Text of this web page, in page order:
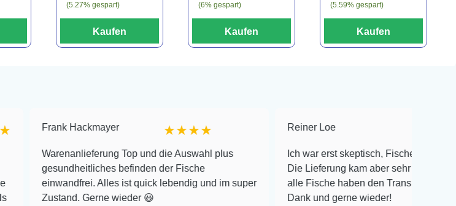
(5.27% gespart)
Kaufen
(6% gespart)
Kaufen
(5.59% gespart)
Kaufen
Frank Hackmayer ★★★★
Warenanlieferung Top und die Auswahl plus
gesundheitliches befinden der Fische
einwandfrei. Alles ist quick lebendig und im super
Zustand. Gerne wieder 😃
Reiner Loe
Ich war erst skeptisch, Fische online zu
Die Lieferung kam aber sehr gut verpackt an
alle Fische haben den Transport überlebt!
Dank und gerne wieder!